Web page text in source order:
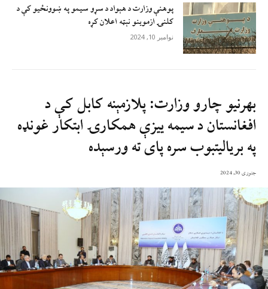
پوهنې وزارت د هېواد د سړو سيمو په ښوونځيو کې د
کلنۍ ازموينو نېټه اعلان کړه
نوامبر 10, 2024
بهرنیو چارو وزارت: پلازمېنه کابل کې د
افغانستان د سیمه ییزې همکارۍ ابتکار غونډه
په بریالیتبوب سره پای ته ورسېده
جنوری 30, 2024